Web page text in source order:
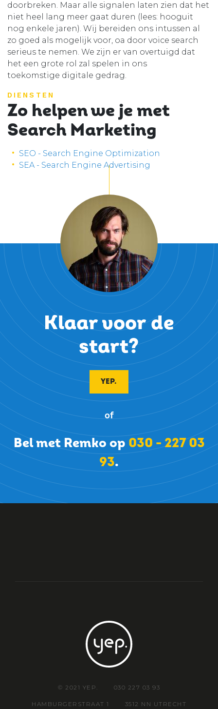
doorbreken. Maar alle signalen laten zien dat het
niet heel lang meer gaat duren (lees: hooguit
nog enkele jaren). Wij bereiden ons intussen al
zo goed als mogelijk voor, oa door voice search
serieus te nemen. We zijn er van overtuigd dat
het een grote rol zal spelen in ons
toekomstige digitale gedrag.
DIENSTEN
Zo helpen we je met
Search Marketing
SEO - Search Engine Optimization
SEA - Search Engine Advertising
Klaar voor de
start?
YEP.
of
Bel met Remko op 030 - 227 03
93.
© 2021 YEP. 030 227 03 93
HAMBURGERSTRAAT 1 3512 NN UTRECHT